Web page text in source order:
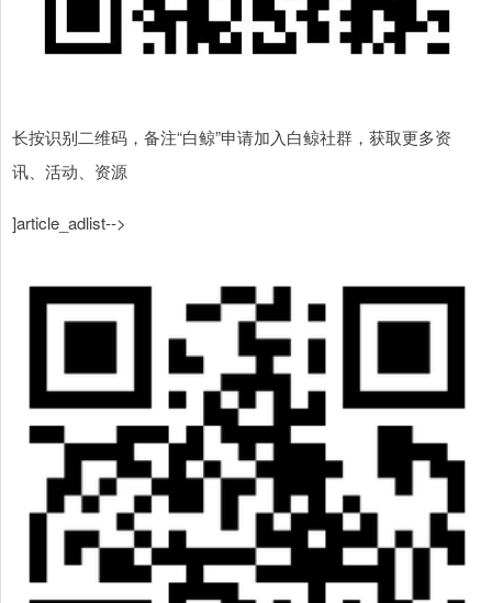
长按识别二维码，备注“白鲸”申请加入白鲸社群，获取更多资
讯、活动、资源
]article_adlist-->